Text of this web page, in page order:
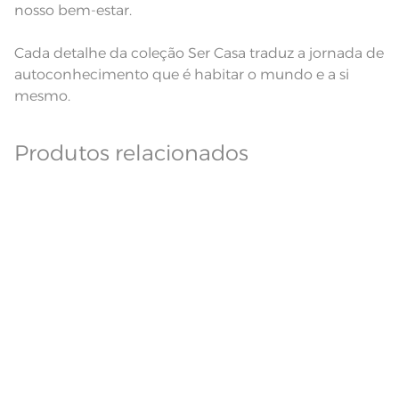
nosso bem-estar.
Cada detalhe da coleção Ser Casa traduz a jornada de
autoconhecimento que é habitar o mundo e a si
mesmo.
Produtos relacionados